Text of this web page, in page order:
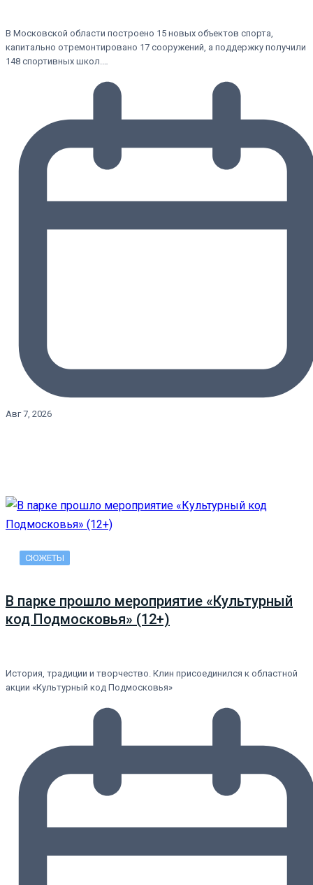
В Московской области построено 15 новых объектов спорта,
капитально отремонтировано 17 сооружений, а поддержку получили
148 спортивных школ.…
Авг 7, 2026
СЮЖЕТЫ
В парке прошло мероприятие «Культурный
код Подмосковья» (12+)
История, традиции и творчество. Клин присоединился к областной
акции «Культурный код Подмосковья»